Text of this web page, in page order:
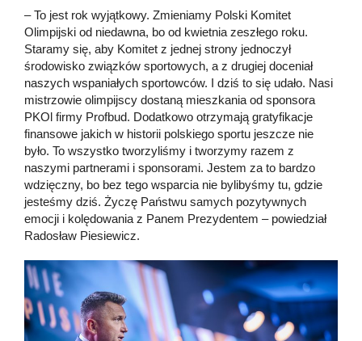
– To jest rok wyjątkowy. Zmieniamy Polski Komitet
Olimpijski od niedawna, bo od kwietnia zeszłego roku.
Staramy się, aby Komitet z jednej strony jednoczył
środowisko związków sportowych, a z drugiej doceniał
naszych wspaniałych sportowców. I dziś to się udało. Nasi
mistrzowie olimpijscy dostaną mieszkania od sponsora
PKOl firmy Profbud. Dodatkowo otrzymają gratyfikacje
finansowe jakich w historii polskiego sportu jeszcze nie
było. To wszystko tworzyliśmy i tworzymy razem z
naszymi partnerami i sponsorami. Jestem za to bardzo
wdzięczny, bo bez tego wsparcia nie bylibyśmy tu, gdzie
jesteśmy dziś. Życzę Państwu samych pozytywnych
emocji i kolędowania z Panem Prezydentem – powiedział
Radosław Piesiewicz.